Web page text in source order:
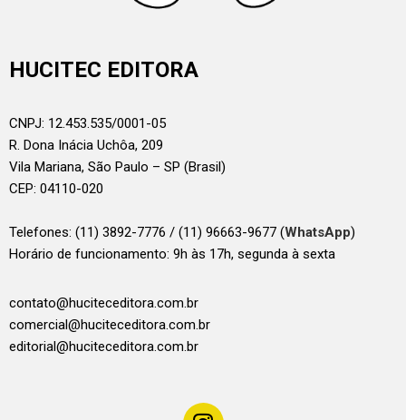
HUCITEC EDITORA
CNPJ: 12.453.535/0001-05
R. Dona Inácia Uchôa, 209
Vila Mariana, São Paulo – SP (Brasil)
CEP: 04110-020
Telefones: (11) 3892-7776 / (11) 96663-9677 (WhatsApp)
Horário de funcionamento: 9h às 17h, segunda à sexta
contato@huciteceditora.com.br
comercial@huciteceditora.com.br
editorial@huciteceditora.com.br